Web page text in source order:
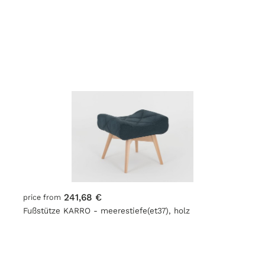
price from 241,68 €
Fußstütze KARRO - meerestiefe(et37), holz